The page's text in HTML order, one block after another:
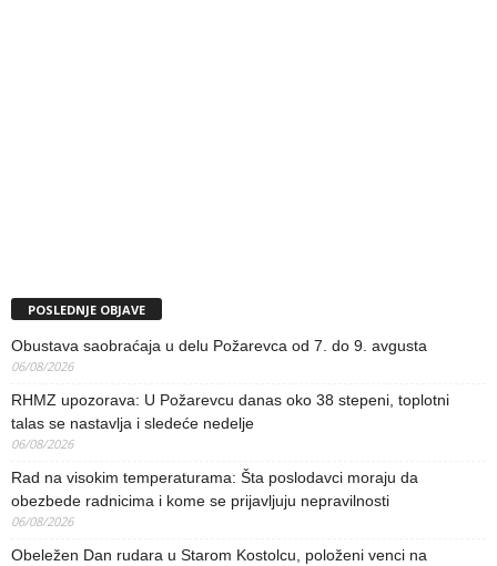
POSLEDNJE OBJAVE
Obustava saobraćaja u delu Požarevca od 7. do 9. avgusta
06/08/2026
RHMZ upozorava: U Požarevcu danas oko 38 stepeni, toplotni
talas se nastavlja i sledeće nedelje
06/08/2026
Rad na visokim temperaturama: Šta poslodavci moraju da
obezbede radnicima i kome se prijavljuju nepravilnosti
06/08/2026
Obeležen Dan rudara u Starom Kostolcu, položeni venci na